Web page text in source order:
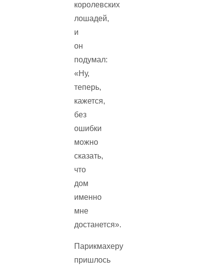
королевских
лошадей,
и
он
подумал:
«Ну,
теперь,
кажется,
без
ошибки
можно
сказать,
что
дом
именно
мне
достанется».
Парикмахеру
пришлось